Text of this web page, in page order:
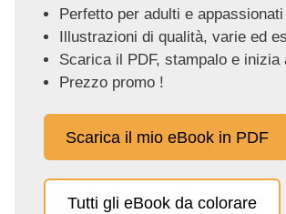
Perfetto per adulti e appassionati
Illustrazioni di qualità, varie ed
Scarica il PDF, stampalo e inizia
Prezzo promo !
Scarica il mio eBook in PDF
Tutti gli eBook da colorare